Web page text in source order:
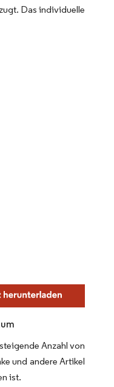
Das individuelle
Anzahl von
und andere Artikel
ist.